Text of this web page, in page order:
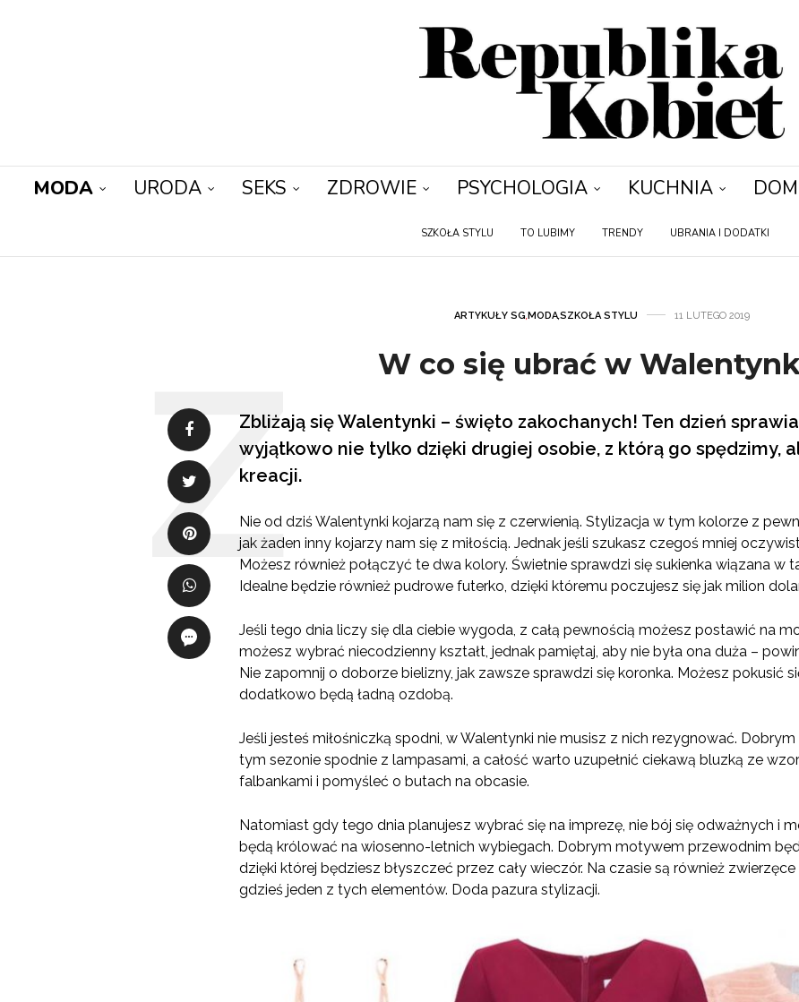
MODA URODA SEKS ZDROWIE PSYCHOLOGIA KUCHNIA DOM
SZKOŁA STYLU TO LUBIMY TRENDY UBRANIA I DODATKI
ARTYKUŁY SG,MODA,SZKOŁA STYLU 11 LUTEGO 2019
W co się ubrać w
Zbliżają się Walentynki – święto zakochanych! Ten dzień
wyjątkowo nie tylko dzięki drugiej osobie, z którą go spędzimy,
kreacji.
Nie od dziś Walentynki kojarzą nam się z czerwienią. Stylizacja w tym kolorze z
jak żaden inny kojarzy nam się z miłością. Jednak jeśli szukasz czegoś mniej
Możesz również połączyć te dwa kolory. Świetnie sprawdzi się sukienka wiązana w
Idealne będzie również pudrowe futerko, dzięki któremu poczujesz się jak milion
Jeśli tego dnia liczy się dla ciebie wygoda, z całą pewnością możesz postawić na
możesz wybrać niecodzienny kształt, jednak pamiętaj, aby nie była ona duża –
Nie zapomnij o doborze bielizny, jak zawsze sprawdzi się koronka. Możesz pokusić
dodatkowo będą ładną ozdobą.
Jeśli jesteś miłośniczką spodni, w Walentynki nie musisz z nich rezygnować.
tym sezonie spodnie z lampasami, a całość warto uzupełnić ciekawą bluzką ze
falbankami i pomyśleć o butach na obcasie.
Natomiast gdy tego dnia planujesz wybrać się na imprezę, nie bój się odważnych i
będą królować na wiosenno-letnich wybiegach. Dobrym motywem przewodnim
dzięki której będziesz błyszczeć przez cały wieczór. Na czasie są również
gdzieś jeden z tych elementów. Doda pazura stylizacji.